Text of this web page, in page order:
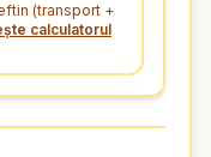
(transport +
calculatorul